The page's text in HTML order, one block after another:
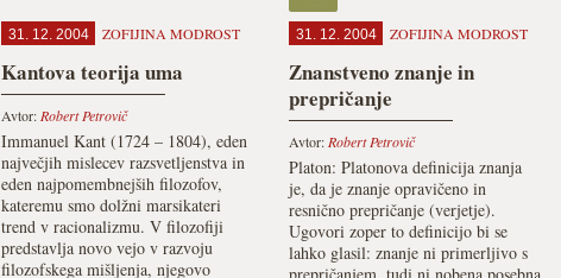
31. 12. 2004 ZOFIJINA MODROST
Kantova teorija uma
Avtor: Robert Petrovič
Immanuel Kant (1724 – 1804), eden
največjih mislecev razsvetljenstva in
eden najpomembnejših filozofov,
kateremu smo dolžni marsikateri
trend v racionalizmu. V filozofiji
predstavlja novo vejo v razvoju
filozofskega mišljenja, njegovo
31. 12. 2004 ZOFIJINA MODROST
Znanstveno znanje in
prepričanje
Avtor: Robert Petrovič
Platon: Platonova definicija znanja
je, da je znanje opravičeno in
resnično prepričanje (verjetje).
Ugovori zoper to definicijo bi se
lahko glasil: znanje ni primerljivo s